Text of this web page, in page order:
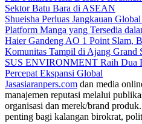
Sektor Batu Bara di ASEAN
Shueisha Perluas Jangkauan
Platform Manga yang Tersedia
Haier Gandeng AO 1 Point Slam,
Komunitas Tampil di Ajang Grand
SUS ENVIRONMENT Raih Dua
Percepat Ekspansi Global
Jasasiaranpers.com dan media
manajemen reputasi melalui
organisasi dan merek/brand
penting bagi kalangan birokrat,